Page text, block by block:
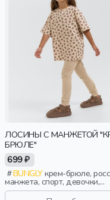
ЛОСИНЫ С МАНЖЕТОЙ
БРЮЛЕ"
699 ₽
BUNGLYкрем-брюле, россия,
манжета, спорт, девочки,
малыши, дошкольники,